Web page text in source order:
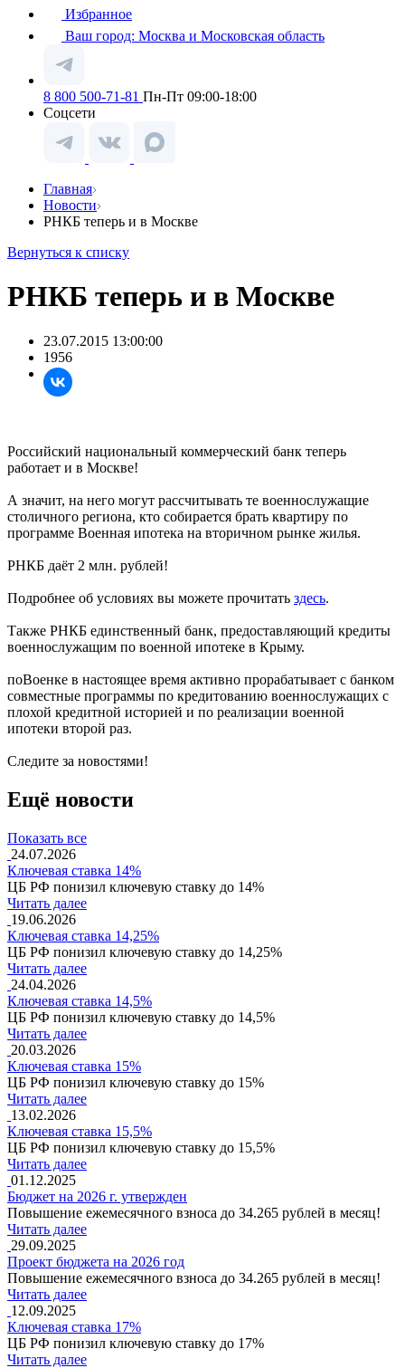
Избранное
Ваш город: Москва и Московская область
8 800 500-71-81 Пн-Пт 09:00-18:00
Соцсети
Главная
Новости
РНКБ теперь и в Москве
Вернуться к списку
РНКБ теперь и в Москве
23.07.2015 13:00:00
1956
Российский национальный коммерческий банк теперь
работает и в Москве!
А значит, на него могут рассчитывать те военнослужащие
столичного региона, кто собирается брать квартиру по
программе Военная ипотека на вторичном рынке жилья.
РНКБ даёт 2 млн. рублей!
Подробнее об условиях вы можете прочитать здесь.
Также РНКБ единственный банк, предоставляющий кредиты
военнослужащим по военной ипотеке в Крыму.
поВоенке в настоящее время активно прорабатывает с банком
совместные программы по кредитованию военнослужащих с
плохой кредитной историей и по реализации военной
ипотеки второй раз.
Следите за новостями!
Ещё новости
Показать все
24.07.2026
Ключевая ставка 14%
ЦБ РФ понизил ключевую ставку до 14%
Читать далее
19.06.2026
Ключевая ставка 14,25%
ЦБ РФ понизил ключевую ставку до 14,25%
Читать далее
24.04.2026
Ключевая ставка 14,5%
ЦБ РФ понизил ключевую ставку до 14,5%
Читать далее
20.03.2026
Ключевая ставка 15%
ЦБ РФ понизил ключевую ставку до 15%
Читать далее
13.02.2026
Ключевая ставка 15,5%
ЦБ РФ понизил ключевую ставку до 15,5%
Читать далее
01.12.2025
Бюджет на 2026 г. утвержден
Повышение ежемесячного взноса до 34.265 рублей в месяц!
Читать далее
29.09.2025
Проект бюджета на 2026 год
Повышение ежемесячного взноса до 34.265 рублей в месяц!
Читать далее
12.09.2025
Ключевая ставка 17%
ЦБ РФ понизил ключевую ставку до 17%
Читать далее